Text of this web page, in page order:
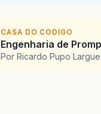
CASA DO CODIGO
Engenharia de
Por Ricardo Pupo